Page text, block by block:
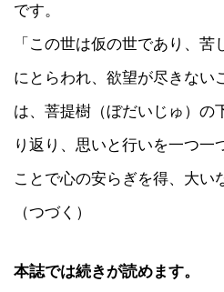
です。
「この世は仮の世であり、
にとらわれ、欲望が尽きない
は、菩提樹（ぼだいじゅ）の
り返り、思いと行いを一つ一
ことで心の安らぎを得、大い
（つづく）
本誌では続きが読めます。